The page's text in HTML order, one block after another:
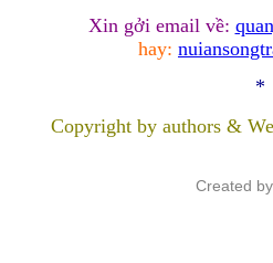
Xin gởi email về:
hay:
*
Copyright by authors &
Created